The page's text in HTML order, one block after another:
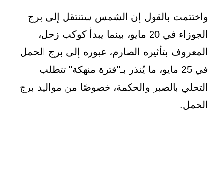
واختتمت بالقول إن الشمس ستنتقل إلى برج
الجوزاء في 20 مايو، بينما يبدأ كوكب زحل،
المعروف بتأثيره الصارم، عبوره إلى برج الحمل
في 25 مايو، ما يُنذر بـ"فترة منهكة" تتطلب
التحلي بالصبر والحكمة، خصوصًا من مواليد برج
الحمل.